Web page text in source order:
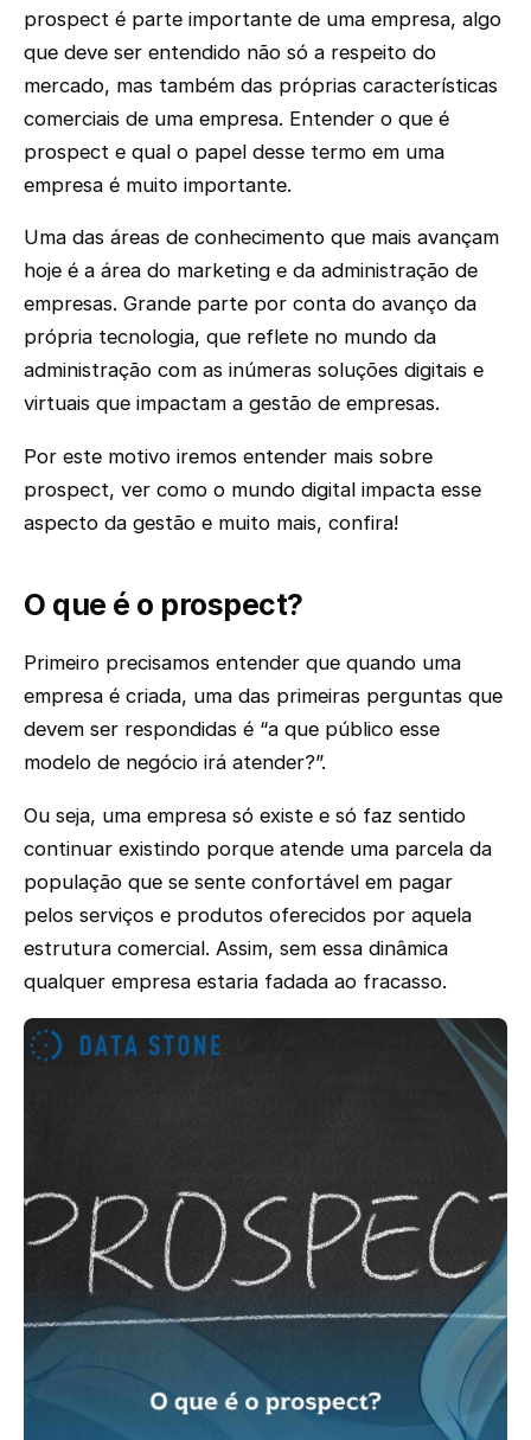
prospect é parte importante de uma empresa, algo
que deve ser entendido não só a respeito do
mercado, mas também das próprias características
comerciais de uma empresa. Entender o que é
prospect e qual o papel desse termo em uma
empresa é muito importante.
Uma das áreas de conhecimento que mais avançam
hoje é a área do marketing e da administração de
empresas. Grande parte por conta do avanço da
própria tecnologia, que reflete no mundo da
administração com as inúmeras soluções digitais e
virtuais que impactam a gestão de empresas.
Por este motivo iremos entender mais sobre
prospect, ver como o mundo digital impacta esse
aspecto da gestão e muito mais, confira!
O que é o prospect?
Primeiro precisamos entender que quando uma
empresa é criada, uma das primeiras perguntas que
devem ser respondidas é “a que público esse
modelo de negócio irá atender?”.
Ou seja, uma empresa só existe e só faz sentido
continuar existindo porque atende uma parcela da
população que se sente confortável em pagar
pelos serviços e produtos oferecidos por aquela
estrutura comercial. Assim, sem essa dinâmica
qualquer empresa estaria fadada ao fracasso.